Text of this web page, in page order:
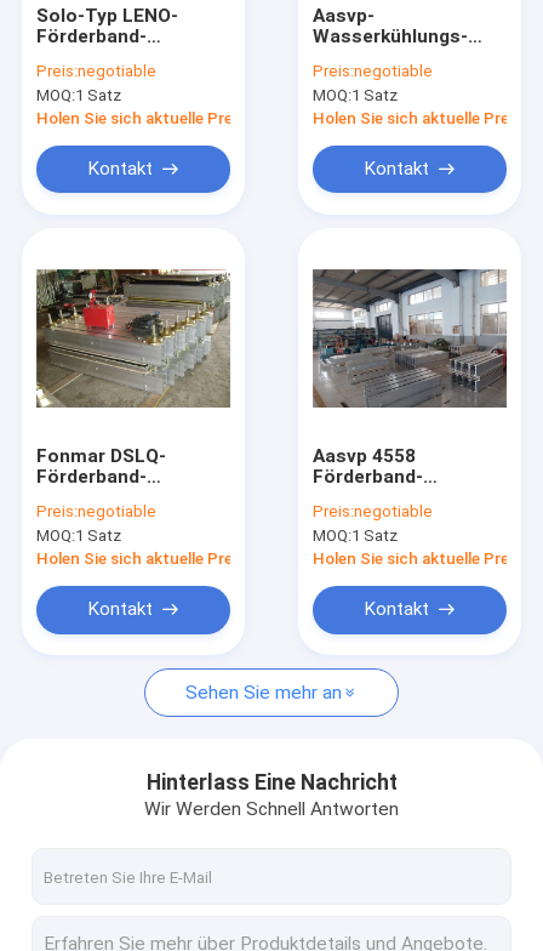
Produkte
Über uns
Fabrik-Ausflug
Nachrichten
Fordern Sie ein Zitat
Förderband-Vulkanisator
Förderband-Vulkanisierungsausrüstung
Förderband-Vulkanisierungspresse
Solo-Typ LENO-
Förderband-
Heißspleißmaschine
Preis:negotiable
MOQ:1 Satz
Holen Sie sich aktuelle Preis
Kontakt
Aasvp-
Wasserkühlungs-
Vulkanisierpresse
mit
Hochdruckstange
Preis:negotiable
MOQ:1 Satz
Holen Sie sich aktuelle Preis
Kontakt
Fonmar DSLQ-
Förderband-
mit Pressdrucksack
Preis:negotiable
MOQ:1 Satz
Holen Sie sich aktuelle Preis
Kontakt
Aasvp 4558
Förderband-
mit automatischer
Steuerbox, die vor
Ort arbeitet
Preis:negotiable
MOQ:1 Satz
Holen Sie sich aktuelle Preis
Kontakt
Sehen Sie mehr an
Hinterlass Eine Nachricht
Wir Werden Schnell Antworten